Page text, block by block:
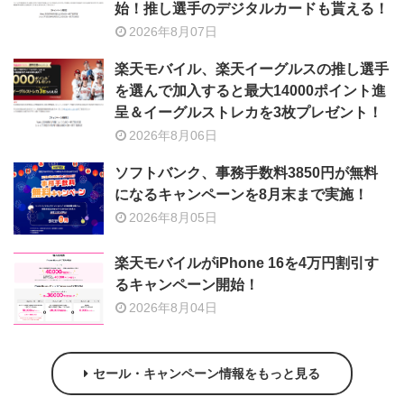
始！推し選手のデジタルカードも貰える！
2026年8月07日
楽天モバイル、楽天イーグルスの推し選手
を選んで加入すると最大14000ポイント進
呈＆イーグルストレカを3枚プレゼント！
2026年8月06日
ソフトバンク、事務手数料3850円が無料
になるキャンペーンを8月末まで実施！
2026年8月05日
楽天モバイルがiPhone 16を4万円割引す
るキャンペーン開始！
2026年8月04日
セール・キャンペーン情報をもっと見る